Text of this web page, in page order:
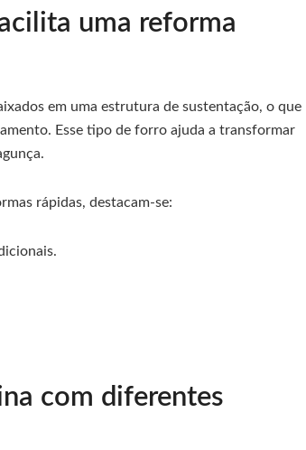
uma reforma
em uma estrutura de sustentação, o que
Esse tipo de forro ajuda a transformar
rápidas, destacam-se:
com diferentes